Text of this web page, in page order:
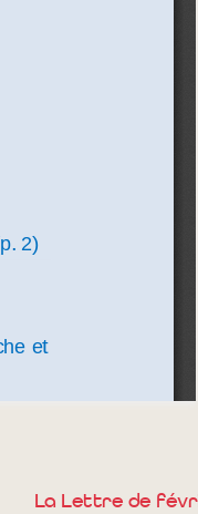
La Lettre de